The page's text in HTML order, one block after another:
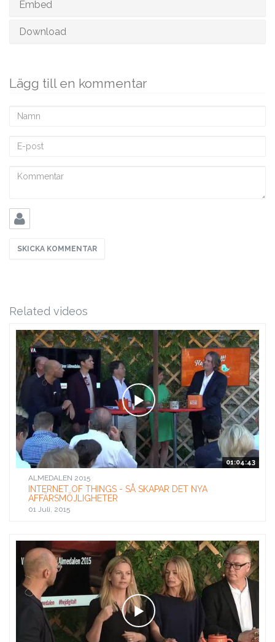
Embed
Download
Lägg till en kommentar
Namn
post
Kommentar
Related videos
01:04:43
ALMEDALEN 2015
INTERNET OF THINGS - SÅ SKAPAR DET NYA
AFFÄRSMÖJLIGHETER
01 Juli, 2015